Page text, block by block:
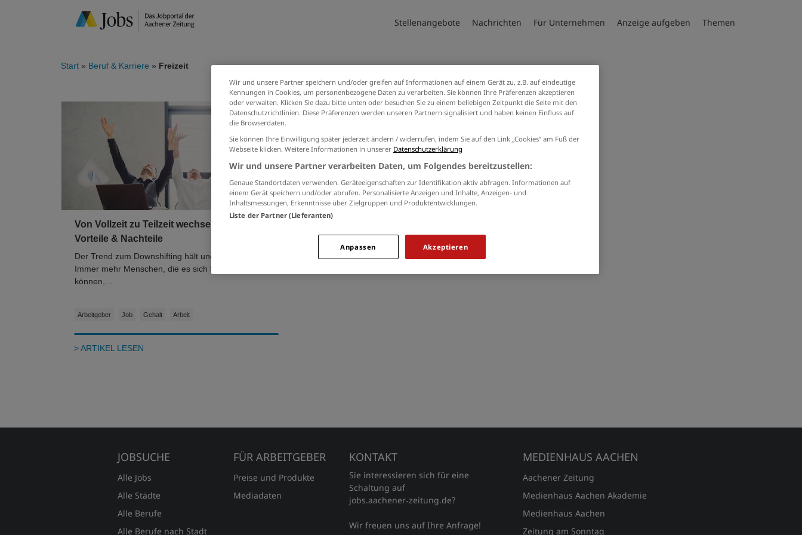
Stellenangebote Nachrichten Für Unternehmen Anzeige aufgeben Themen
Start Beruf & Karriere Freizeit
Alle Artikel zum Thema Freizeit
Von Vollzeit zu Teilzeit wechseln:
Vorteile & Nachteile
Der Trend zum Downshifting hält ungebrochen an.
Immer mehr Menschen, die es sich finanziell leisten
können,...
Arbeitgeber Job Gehalt Arbeit
> ARTIKEL LESEN
JOBSUCHE
Alle Jobs
Alle Städte
Alle Berufe
Alle Berufe nach Stadt
FÜR ARBEITGEBER
Preise und Produkte
Mediadaten
KONTAKT
Sie interessieren sich für eine
Schaltung auf
jobs.aachener‑zeitung.de?
Wir freuen uns auf Ihre Anfrage!
MEDIENHAUS AACHEN
Aachener Zeitung
Medienhaus Aachen Akademie
Medienhaus Aachen
Zeitung am Sonntag
Wir und unsere Partner speichern und/oder greifen auf Informationen auf einem Gerät zu, z.B. auf eindeutige
Kennungen in Cookies, um personenbezogene Daten zu verarbeiten. Sie können Ihre Präferenzen akzeptieren
oder verwalten. Klicken Sie dazu bitte unten oder besuchen Sie zu einem beliebigen Zeitpunkt die Seite mit den
Datenschutzrichtlinien. Diese Präferenzen werden unseren Partnern signalisiert und haben keinen Einfluss auf
die Browserdaten.
Sie können Ihre Einwilligung später jederzeit ändern / widerrufen, indem Sie auf den Link „Cookies” am Fuß der
Webseite klicken. Weitere Informationen in unserer Datenschutzerklärung
Wir und unsere Partner verarbeiten Daten, um Folgendes bereitzustellen:
Genaue Standortdaten verwenden. Geräteeigenschaften zur Identifikation aktiv abfragen. Informationen auf
einem Gerät speichern und/oder abrufen. Personalisierte Anzeigen und Inhalte, Anzeigen- und
Inhaltsmessungen, Erkenntnisse über Zielgruppen und Produktentwicklungen.
Liste der Partner (Lieferanten)
Akzeptieren
Anpassen